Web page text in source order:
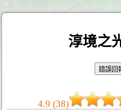
淳境之
4.9 (38)